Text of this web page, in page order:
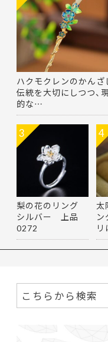
ハクモクレンのかんざ
伝統を大切にしつつ、
的な…
梨の花のリング
シルバー 上品
0272
3
太
リ
4